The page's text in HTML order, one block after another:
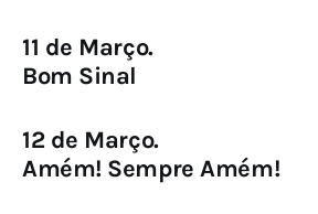
11 de Março.
Bom Sinal
12 de Março.
Amém! Sempre Amém!